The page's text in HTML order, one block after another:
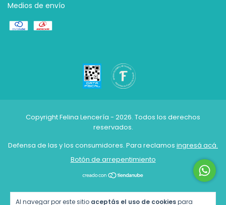
Al navegar por este sitio aceptás el uso de cookiespara
Medios de envío
Copyright Felina Lencería - 2026. Todos los derechos
reservados.
Defensa de las y los consumidores. Para reclamos ingresá acá.
Botón de arrepentimiento